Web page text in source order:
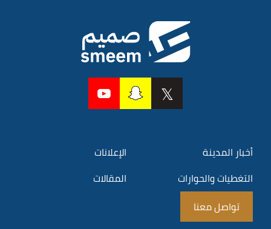
أخبار المدينة
الإعلانات
التغطيات والحوارات
المقالات
تواصل معنا